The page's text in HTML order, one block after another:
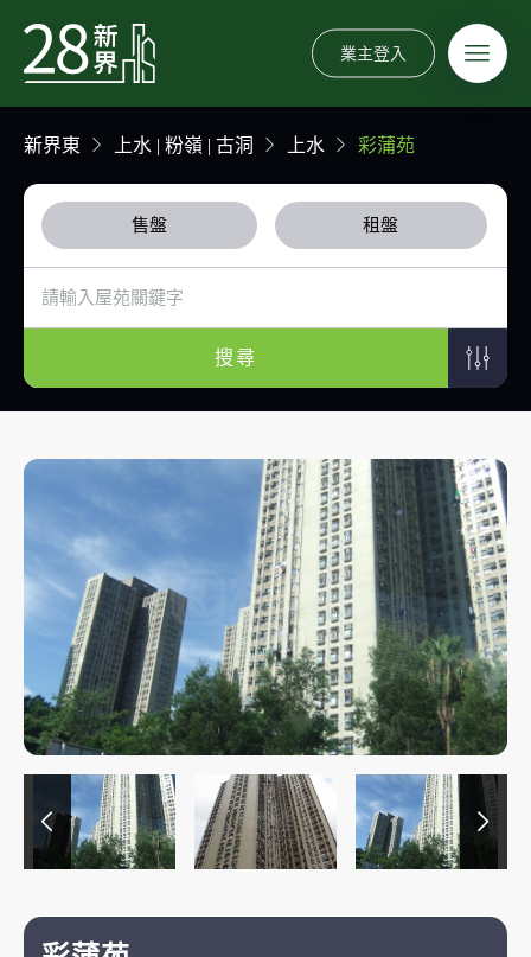
業主登入
新界東 上水 | 粉嶺 | 古洞 上水 彩蒲苑
售盤 租盤
搜尋